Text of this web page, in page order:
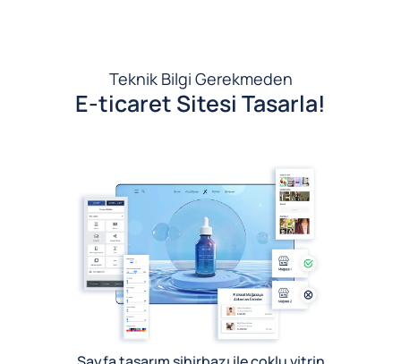
Teknik Bilgi Gerekmeden
E-ticaret Sitesi Tasarla!